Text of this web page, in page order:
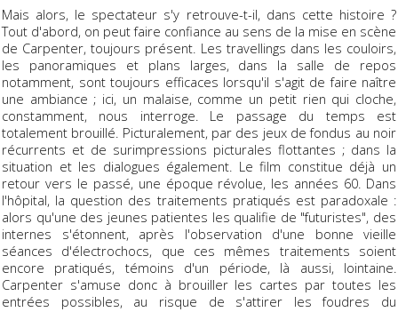
Mais alors, le spectateur s'y retrouve-t-il, dans cette histoire ?
Tout d'abord, on peut faire confiance au sens de la mise en scène
de Carpenter, toujours présent. Les travellings dans les couloirs,
les panoramiques et plans larges, dans la salle de repos
notamment, sont toujours efficaces lorsqu'il s'agit de faire naître
une ambiance ; ici, un malaise, comme un petit rien qui cloche,
constamment, nous interroge. Le passage du temps est
totalement brouillé. Picturalement, par des jeux de fondus au noir
récurrents et de surimpressions picturales flottantes ; dans la
situation et les dialogues également. Le film constitue déjà un
retour vers le passé, une époque révolue, les années 60. Dans
l'hôpital, la question des traitements pratiqués est paradoxale :
alors qu'une des jeunes patientes les qualifie de "futuristes", des
internes s'étonnent, après l'observation d'une bonne vieille
séances d'électrochocs, que ces mêmes traitements soient
encore pratiqués, témoins d'un période, là aussi, lointaine.
Carpenter s'amuse donc à brouiller les cartes par toutes les
entrées possibles, au risque de s'attirer les foudres du